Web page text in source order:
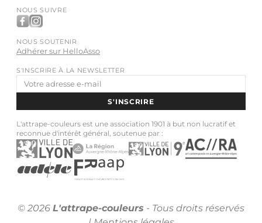
NOUS SUIVRE
NOUS SOUTENIR
Adhérer sur HelloAsso
S'INSCRIRE À LA NEWSLETTER
Adresse
e-
mail
S'INSCRIRE
L'attrape-couleurs est une association 1901 à but non lucratif et
reconnue d'intérêt général, soutenue par :
© 2026 L'attrape-couleurs - Tous droits réservés